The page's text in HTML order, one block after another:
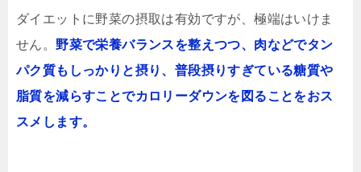
ダイエットに野菜の摂取は有効ですが、極端はいけま
せん。 野菜で栄養バランスを整えつつ、肉などでタン
パク質もしっかりと摂り、普段摂りすぎている糖質や
脂質を減らすことでカロリーダウンを図ることをおス
スメします。